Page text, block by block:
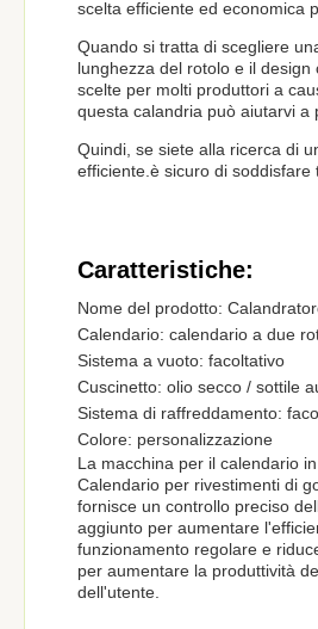
scelta efficiente ed economica
Quando si tratta di scegliere
lunghezza del rotolo e il
scelte per molti produttori a
questa calandria può aiutarvi a
Quindi, se siete alla ricerca di
efficiente.è sicuro di soddisfare
Caratteristiche:
Nome del prodotto:
Calendario: calendario a due
Sistema a vuoto: facoltativo
Cuscinetto: olio secco / sottile
Sistema di raffreddamento:
Colore: personalizzazione
La macchina per il calendario
Calendario per rivestimenti di
fornisce un controllo preciso
aggiunto per aumentare
funzionamento regolare e
per aumentare la produttività
dell'utente.